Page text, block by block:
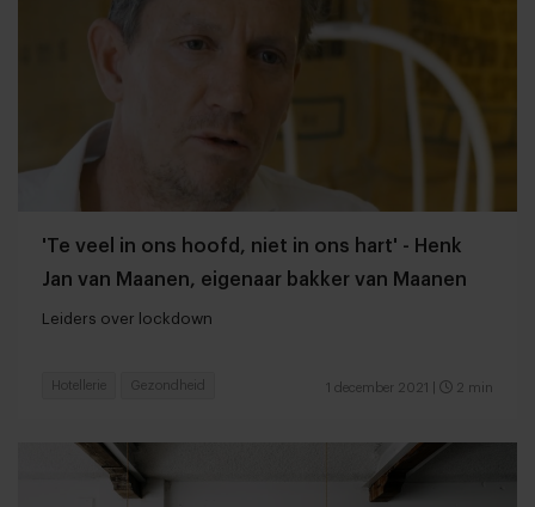
'Te veel in ons hoofd, niet in ons hart' - Henk
Jan van Maanen, eigenaar bakker van Maanen
Leiders over lockdown
1 december 2021 2 min
Hotellerie Gezondheid